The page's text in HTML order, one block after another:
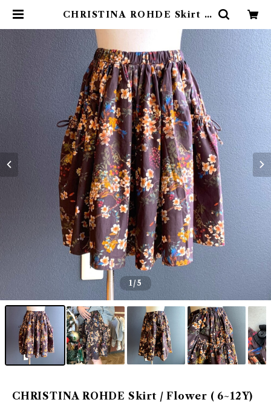
CHRISTINA ROHDE Skirt /
1/5
CHRISTINA ROHDE Skirt / Flower ( 6~12Y)